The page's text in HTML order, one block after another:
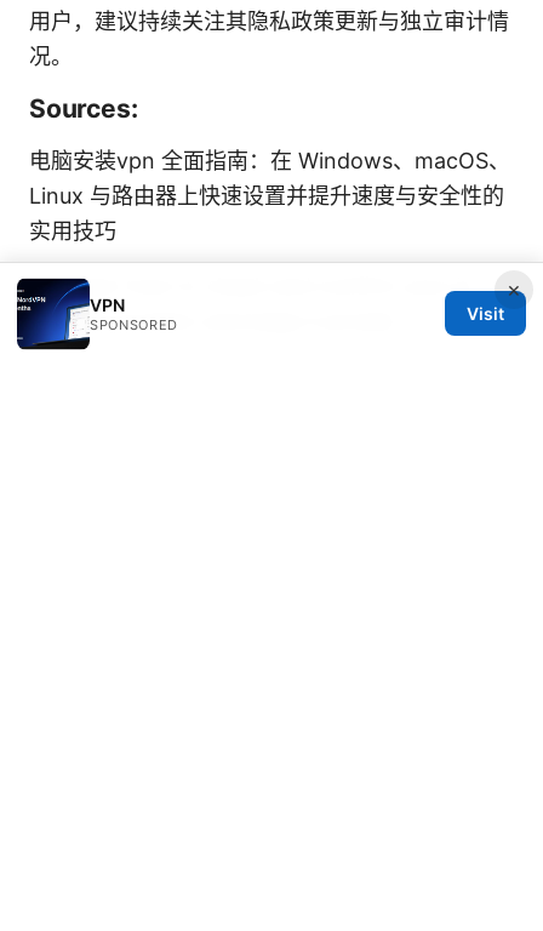
用户，建议持续关注其隐私政策更新与独立审计情
况。
Sources:
电脑安装vpn 全面指南：在 Windows、macOS、
Linux 与路由器上快速设置并提升速度与安全性的
实用技巧
Nordvpn how to check and confirm your ip
address location and keep it private
×
VPN
SPONSORED
Visit